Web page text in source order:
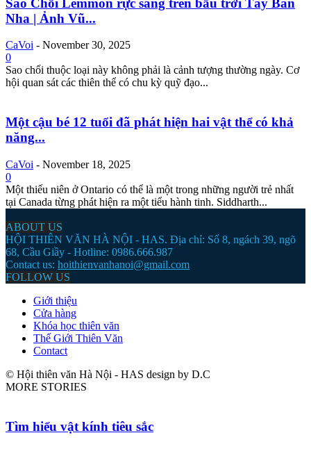
Nha | Ảnh Vũ...
CaVoi - November 30, 2025
0
Sao chổi thuộc loại này không phải là cảnh tượng thường ngày. Cơ
hội quan sát các thiên thể có chu kỳ quỹ đạo...
Một cậu bé 12 tuổi đã phát hiện hai vật thể có khả
năng...
CaVoi - November 18, 2025
0
Một thiếu niên ở Ontario có thể là một trong những người trẻ nhất
tại Canada từng phát hiện ra một tiểu hành tinh. Siddharth...
ABOUT US
HỘI THIÊN VĂN HÀ NỘI - HAS. Địa chỉ: Số 8, ngách 39, ngõ
68, Cầu Giầy - Hotline: 0986.666.987
Contact us: hoithienvanhanoi@gmail.com
FOLLOW US
Giới thiệu
Cửa hàng
Khóa học thiên văn
Thế Giới Thiên Văn
Contact
© Hội thiên văn Hà Nội - HAS design by D.C
MORE STORIES
Tìm hiểu vật kính tiêu sắc